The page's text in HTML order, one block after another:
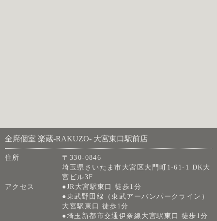
全席個室 楽蔵‐RAKUZO‐ 大宮東口駅前店
住所
〒330-0846
埼玉県さいたま市大宮区大門町1-61-1 DK大
宮ビル3F
アクセス
●JR大宮駅東口 徒歩1分
●東武野田線（東武アーバンパークライン）
大宮駅東口 徒歩1分
●埼玉新都市交通伊奈線大宮駅東口 徒歩1分